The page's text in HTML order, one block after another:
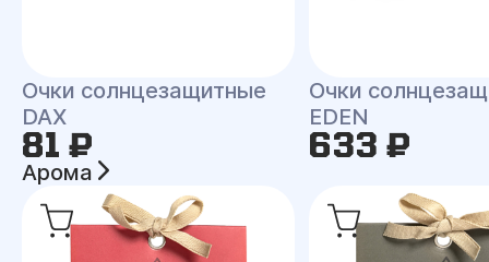
Очки солнцезащитные
DAX
81 ₽
Очки
EDEN
633 ₽
Арома